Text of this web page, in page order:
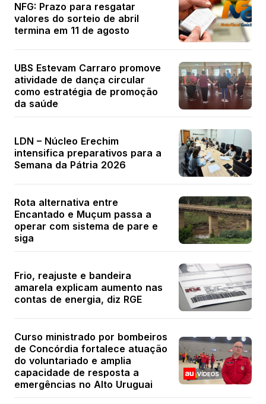
NFG: Prazo para resgatar
valores do sorteio de abril
termina em 11 de agosto
UBS Estevam Carraro promove
atividade de dança circular
como estratégia de promoção
da saúde
LDN – Núcleo Erechim
intensifica preparativos para a
Semana da Pátria 2026
Rota alternativa entre
Encantado e Muçum passa a
operar com sistema de pare e
siga
Frio, reajuste e bandeira
amarela explicam aumento nas
contas de energia, diz RGE
Curso ministrado por bombeiros
de Concórdia fortalece atuação
do voluntariado e amplia
capacidade de resposta a
emergências no Alto Uruguai